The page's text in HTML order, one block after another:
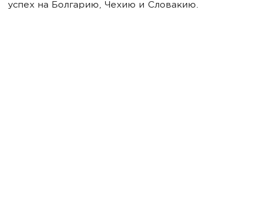
успех на Болгарию, Чехию и Словакию.